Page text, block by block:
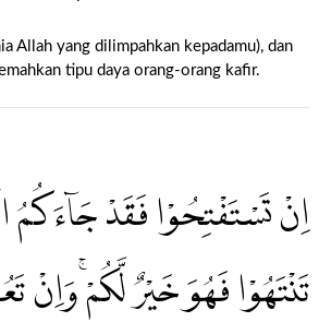
Allah yang dilimpahkan kepadamu), dan
tipu daya orang-orang kafir.
اِنْ تَسْتَفْتِحُوْا فَقَدْ جَاۤءَكُمُ
تَنْتَهُوْا فَهُوَ خَيْرٌ لَّكُمْۚ وَاِنْ